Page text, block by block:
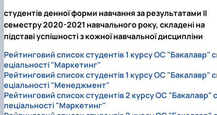
студентів денної форми навчання за результатами II
семестру 2020-2021 навчального року, складені на
підставі успішності з кожної навчальної дисципліни
Рейтинговий список студентів 1 курсу ОС "Бакалавр"
еціальності "Маркетинг"
Рейтинговий список студентів 1 курсу ОС "Бакалавр"
еціальності "Менеджмент"
Рейтинговий список студентів 2 курсу ОС "Бакалавр" с
пеціальності "Маркетинг"